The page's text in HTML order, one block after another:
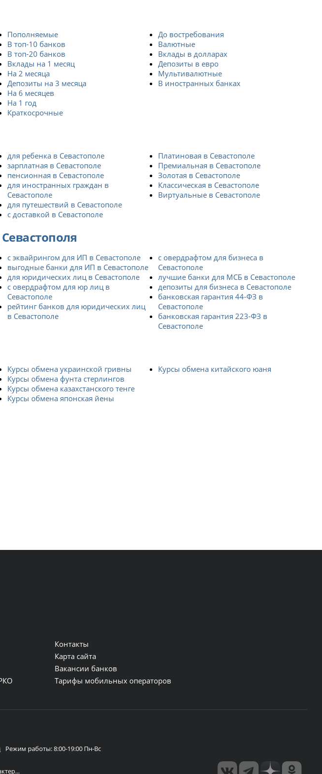
Пополняемые
В топ-10 банков
В топ-20 банков
Вклады на 1 месяц
На 2 месяца
Депозиты на 3 месяца
На 6 месяцев
На 1 год
Краткосрочные
До востребования
Валютные
Вклады в долларах
Депозиты в евро
Мультивалютные
В иностранных банках
для ребенка в Севастополе
зарплатная в Севастополе
пенсионная в Севастополе
для иностранных граждан в
Севастополе
для путешествий в Севастополе
с доставкой в Севастополе
Платиновая в Севастополе
Премиальная в Севастополе
Золотая в Севастополе
Классическая в Севастополе
Виртуальные в Севастополе
с эквайрингом для ИП в Севастополе
выгодные банки для ИП в Севастополе
для юридических лиц в Севастополе
с овердрафтом для юр лиц в
Севастополе
рейтинг банков для юридических лиц
в Севастополе
с овердрафтом для бизнеса в
Севастополе
лучшие банки для МСБ в Севастополе
депозиты для бизнеса в Севастополе
банковская гарантия 44-ФЗ в
Севастополе
банковская гарантия 223-ФЗ в
Севастополе
Курсы обмена украинской гривны
Курсы обмена фунта стерлингов
Курсы обмена казахстанского тенге
Курсы обмена японская йены
Курсы обмена китайского юаня
Контакты
Карта сайта
Вакансии банков
Тарифы мобильных операторов
Режим работы: 8:00-19:00 Пн-Вс